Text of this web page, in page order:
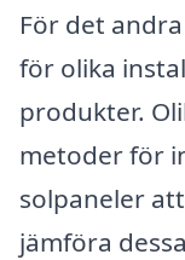
För det
för olika
produkter.
metoder för
solpaneler
jämföra